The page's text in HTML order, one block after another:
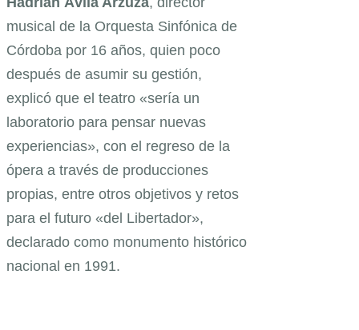
musical de la Orquesta Sinfónica de
Córdoba por 16 años, quien poco
después de asumir su gestión,
explicó que el teatro «sería un
laboratorio para pensar nuevas
experiencias», con el regreso de la
ópera a través de producciones
propias, entre otros objetivos y retos
para el futuro «del Libertador»,
declarado como monumento histórico
nacional en 1991.